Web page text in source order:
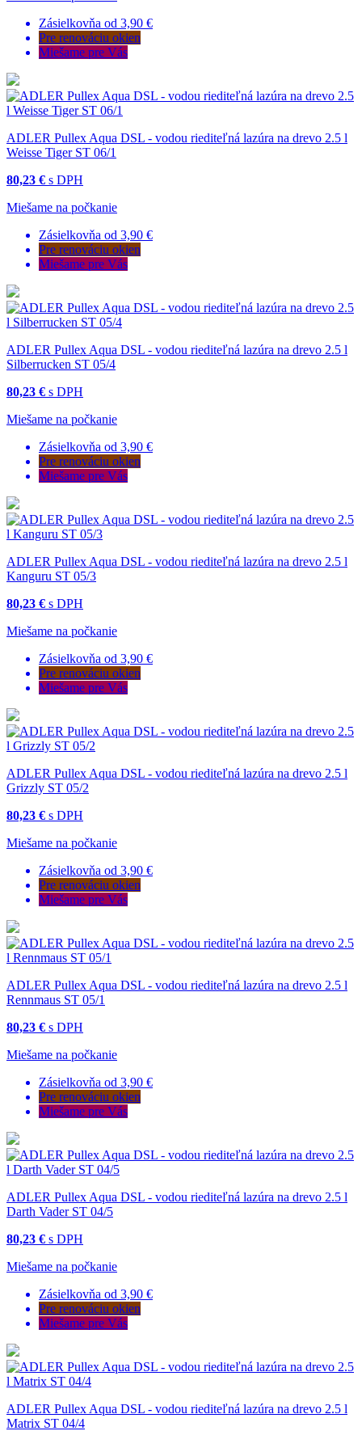
Zásielkovňa od 3,90 €
Pre renováciu okien
Miešame pre Vás
ADLER Pullex Aqua DSL - vodou riediteľná lazúra na drevo 2.5 l
Weisse Tiger ST 06/1
80,23 € s DPH
Miešame na počkanie
Zásielkovňa od 3,90 €
Pre renováciu okien
Miešame pre Vás
ADLER Pullex Aqua DSL - vodou riediteľná lazúra na drevo 2.5 l
Silberrucken ST 05/4
80,23 € s DPH
Miešame na počkanie
Zásielkovňa od 3,90 €
Pre renováciu okien
Miešame pre Vás
ADLER Pullex Aqua DSL - vodou riediteľná lazúra na drevo 2.5 l
Kanguru ST 05/3
80,23 € s DPH
Miešame na počkanie
Zásielkovňa od 3,90 €
Pre renováciu okien
Miešame pre Vás
ADLER Pullex Aqua DSL - vodou riediteľná lazúra na drevo 2.5 l
Grizzly ST 05/2
80,23 € s DPH
Miešame na počkanie
Zásielkovňa od 3,90 €
Pre renováciu okien
Miešame pre Vás
ADLER Pullex Aqua DSL - vodou riediteľná lazúra na drevo 2.5 l
Rennmaus ST 05/1
80,23 € s DPH
Miešame na počkanie
Zásielkovňa od 3,90 €
Pre renováciu okien
Miešame pre Vás
ADLER Pullex Aqua DSL - vodou riediteľná lazúra na drevo 2.5 l
Darth Vader ST 04/5
80,23 € s DPH
Miešame na počkanie
Zásielkovňa od 3,90 €
Pre renováciu okien
Miešame pre Vás
ADLER Pullex Aqua DSL - vodou riediteľná lazúra na drevo 2.5 l
Matrix ST 04/4